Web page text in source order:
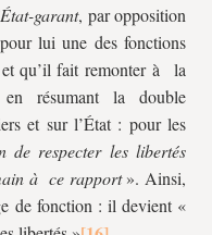
garant, par opposition
lui une des fonctions
et qu’il fait remonter à la
en résumant la double
et sur l’État : pour les
de respecter les libertés
à ce rapport». Ainsi,
de fonction : il devient «